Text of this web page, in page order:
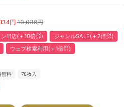
円 10,038円
11店(＋10倍㌽)
ジャンルSALE(＋2倍㌽)
ウェブ検索利用(＋1倍㌽)
無料 78枚入